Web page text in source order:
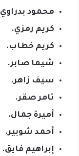
محمود
كريم رمزي.
كريم خطاب.
شيما صابر.
سيف زاهر.
تامر صقر.
أميرة جمال.
أحمد شوبير.
إبراهيم فايق.